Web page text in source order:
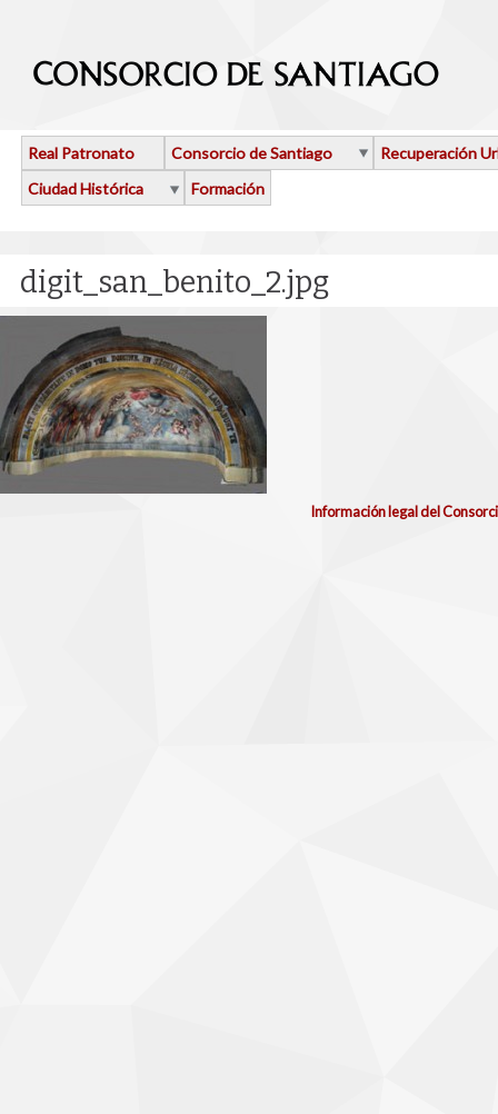
Real Patronato Consorcio de Santiago
Recuperación
Ciudad Histórica
Formación
digit_san_benito_2.jpg
Información legal del